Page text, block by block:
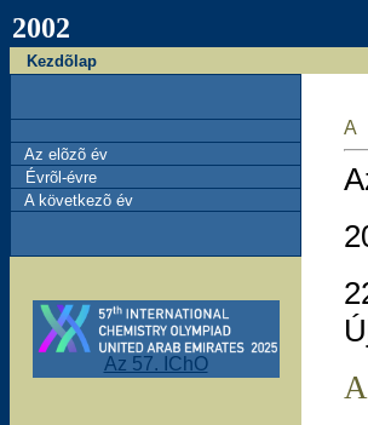
2002
Kezdõlap
Az elõzõ év
Évrõl-évre
A következõ év
Az 57. IChO
A